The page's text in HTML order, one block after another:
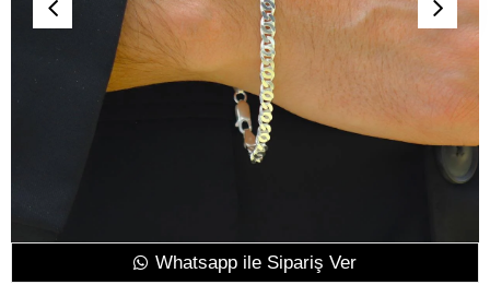
Whatsapp ile Sipariş Ver